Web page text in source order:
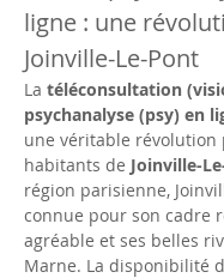
ligne : une
Joinville-Le-Pont
La téléconsultation
psychanalyse (psy) en
une véritable révolution
habitants de Joinville-
région parisienne,
connue pour son cadre
agréable et ses belles
Marne. La disponibilité